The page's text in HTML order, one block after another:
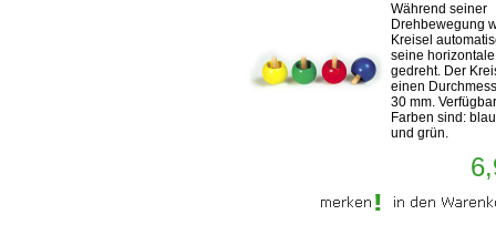
Während seiner
Drehbewegung
Kreisel
seine
gedreht. Der
einen
30 mm.
Farben sind:
und grün.